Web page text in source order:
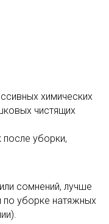
химических
чистящих
после уборки,
сомнений, лучше
по уборке натяжных